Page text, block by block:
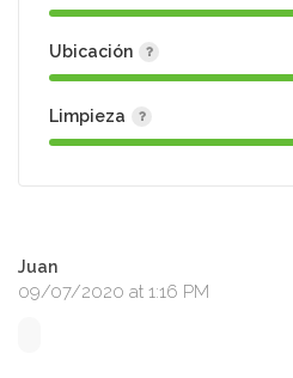
Ubicación
Limpieza
Juan
09/07/2020 at 1:16 PM